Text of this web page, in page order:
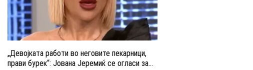
„Девојката работи во неговите пекарници,
прави бурек“: Јована Јеремиќ се огласи за...